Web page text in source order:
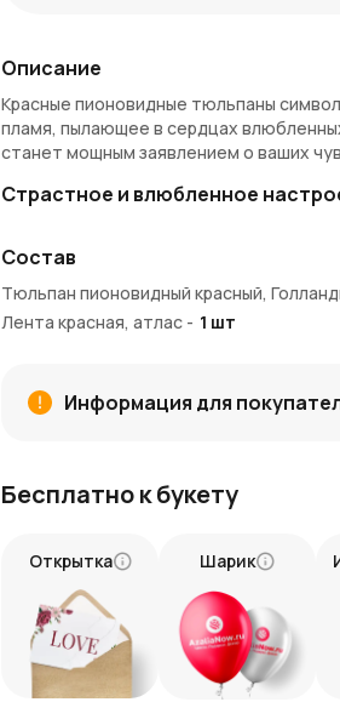
Описание
Красные пионовидные тюльпаны
пламя, пылающее в сердцах
станет мощным заявлением о ваших
Страстное и влюбленное
словно шепчут о тайных желаниях и
ваших сильных эмоций и страсти,
Преимущества: Насыщенный и
передает всю силу ваших чувств.
Кому подарить: Любимому человеку,
Для оформления заказа
Наши флористы вложат душу в
глубину ваших эмоций.
Букет из 31 красного пионовидного
цветы помогут вам сказать то, что
романтики и близости.
Состав
Тюльпан пионовидный красный,
Лента красная, атлас - 1 шт
Информация для
Бесплатно к букету
Открытка Шарик